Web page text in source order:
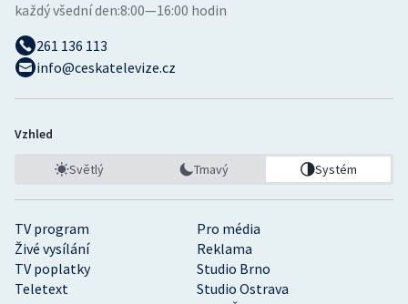
TV program
Pro média
Živé vysílání
Reklama
TV poplatky
Studio Brno
Teletext
Studio Ostrava
každý všední den:8:00—16:00 hodin
261 136 113
info@ceskatelevize.cz
Vzhled
Světlý Tmavý Systém